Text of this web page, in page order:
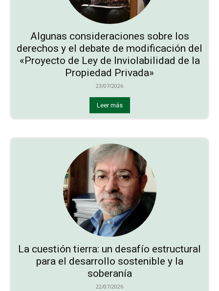
Algunas consideraciones sobre los
derechos y el debate de modificación del
«Proyecto de Ley de Inviolabilidad de la
Propiedad Privada»
23/07/2026
Leer más
La cuestión tierra: un desafío estructural
para el desarrollo sostenible y la
soberanía
22/07/2026